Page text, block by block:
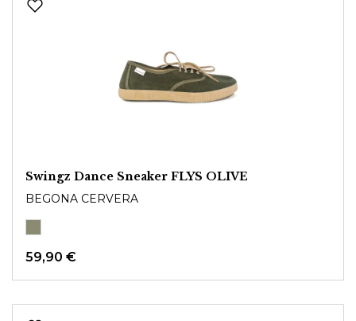
Swingz Dance Sneaker FLYS OLIVE
BEGONA CERVERA
59,90 €